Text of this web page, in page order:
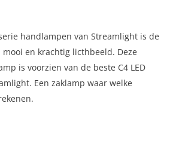
handlampen van Streamlight is de
mooi en krachtig licthbeeld. Deze
is voorzien van de beste C4 LED
Een zaklamp waar welke